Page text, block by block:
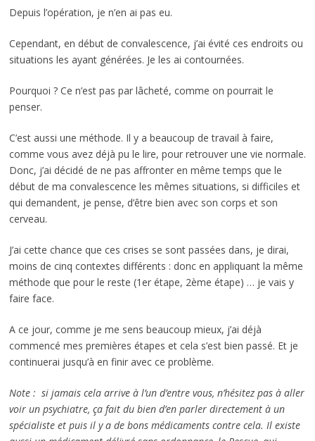
Depuis l’opération, je n’en ai pas eu.
Cependant, en début de convalescence, j’ai évité ces endroits ou
situations les ayant générées. Je les ai contournées.
Pourquoi ? Ce n’est pas par lâcheté, comme on pourrait le
penser.
C’est aussi une méthode. Il y a beaucoup de travail à faire,
comme vous avez déjà pu le lire, pour retrouver une vie normale.
Donc, j’ai décidé de ne pas affronter en même temps que le
début de ma convalescence les mêmes situations, si difficiles et
qui demandent, je pense, d’être bien avec son corps et son
cerveau.
J’ai cette chance que ces crises se sont passées dans, je dirai,
moins de cinq contextes différents : donc en appliquant la même
méthode que pour le reste (1er étape, 2ème étape) … je vais y
faire face.
A ce jour, comme je me sens beaucoup mieux, j’ai déjà
commencé mes premières étapes et cela s’est bien passé. Et je
continuerai jusqu’à en finir avec ce problème.
Note : si jamais cela arrive à l’un d’entre vous, n’hésitez pas à aller
voir un psychiatre, ça fait du bien d’en parler directement à un
spécialiste et puis il y a de bons médicaments contre cela. Il existe